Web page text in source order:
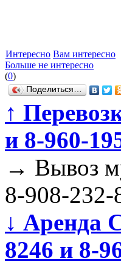
Интересно Вам интересно
Больше не интересно
(0)
Поделиться…
↑
и 8-960-
→ Вывоз
8-908-232-
↓ Аренда
8246 и 8-